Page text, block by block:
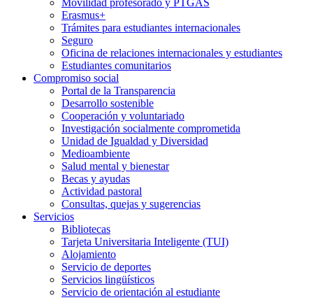
Erasmus+
Trámites para estudiantes internacionales
Seguro
Oficina de relaciones internacionales y estudiantes
Estudiantes comunitarios
Compromiso social
Portal de la Transparencia
Desarrollo sostenible
Cooperación y voluntariado
Investigación socialmente comprometida
Unidad de Igualdad y Diversidad
Medioambiente
Salud mental y bienestar
Becas y ayudas
Actividad pastoral
Consultas, quejas y sugerencias
Servicios
Bibliotecas
Tarjeta Universitaria Inteligente (TUI)
Alojamiento
Servicio de deportes
Servicios lingüísticos
Servicio de orientación al estudiante